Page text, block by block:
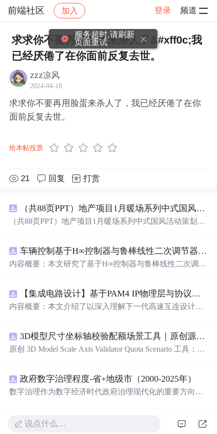
前端社区 加入 登录 频道
社区 前端社区 感慨 帖子详情
求求你不要再用脸蛋来杀人了&#xff0c;我
已经厌倦了在你面前反复去世。
zzz凉风
2024-04-18
求求你不要再用脸蛋来杀人了，我已经厌倦了在你
面前反复去世。
给本帖投票
21 回复 打赏
（共88页PPT）地产项目1月暖场系列中式国风活动策划方案.pptx
（共88页PPT）地产项目1月暖场系列中式国风活动策划方
车辆控制基于H∞控制器与鲁棒线性二次调节器RLQR的铰接式重型车辆的稳健路径跟踪控制研究（Matlab代码实现）
内容概要：本文研究了基于H∞控制器与鲁棒线性二次调节
工况下路径跟踪精度低、稳定性差的问题，提出结合H∞控
制与RLQR的复合控制策略，以提升系统对参数不确定
分析其控制性能，结果表明该方法能有效提高路径跟踪精
度与系统稳定性，具有较强的抗干扰能力和工程应用潜
力。; 适合人群：具备自动控制理论基础、车辆工程背景或
使用场景及目标：①应用于铰接式重型车辆（如矿用卡
车、工程车辆）的自动驾驶路径跟踪控制；②为复杂非线
性系统的鲁棒控制设计提供解决方案；③通过Matlab仿真
过程、控制器设计逻辑与仿真结果对比分析，深入理解鲁
【集成电路设计】基于PAM4 IP物理层与协议兼容性验证：5nm工艺下高速互连系统电气合规测试平台
内容概要：本文介绍了以深入理解下一代高速互连设计的
3D模型尺寸坐标轴校验配额场景工具｜原创源码+测试+离线报告
原创 3D Model Scale Axis Validator Quota Scenario 工具：围
度、时间目标和人工复核成本比较配额场景；本地网页、J
SON/HTML/SVG报告、测试与示例。压缩包包含完整源
License及原创授权声明。适合开发者进行工程预检、质量
审查和交付复核；Node.js 18+可直接运行，零第三方运行
政府数字治理程度-省+地级市（2000-2025年）
数字治理作为数字经济时代政府治理现代化的重要方向，
动型治理转变 2014年，国家启动“信息惠民国家试点城市
说点什么…
服务超时,请刷新
页面重试